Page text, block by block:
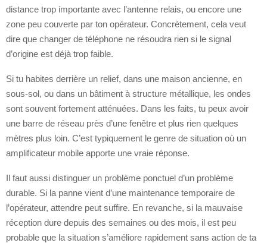
distance trop importante avec l’antenne relais, ou encore une
zone peu couverte par ton opérateur. Concrètement, cela veut
dire que changer de téléphone ne résoudra rien si le signal
d’origine est déjà trop faible.
Si tu habites derrière un relief, dans une maison ancienne, en
sous-sol, ou dans un bâtiment à structure métallique, les ondes
sont souvent fortement atténuées. Dans les faits, tu peux avoir
une barre de réseau près d’une fenêtre et plus rien quelques
mètres plus loin. C’est typiquement le genre de situation où un
amplificateur mobile apporte une vraie réponse.
Il faut aussi distinguer un problème ponctuel d’un problème
durable. Si la panne vient d’une maintenance temporaire de
l’opérateur, attendre peut suffire. En revanche, si la mauvaise
réception dure depuis des semaines ou des mois, il est peu
probable que la situation s’améliore rapidement sans action de ta